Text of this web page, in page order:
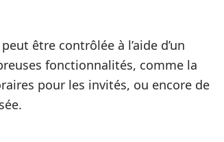
être contrôlée à l’aide d’un
fonctionnalités, comme la
pour les invités, ou encore de